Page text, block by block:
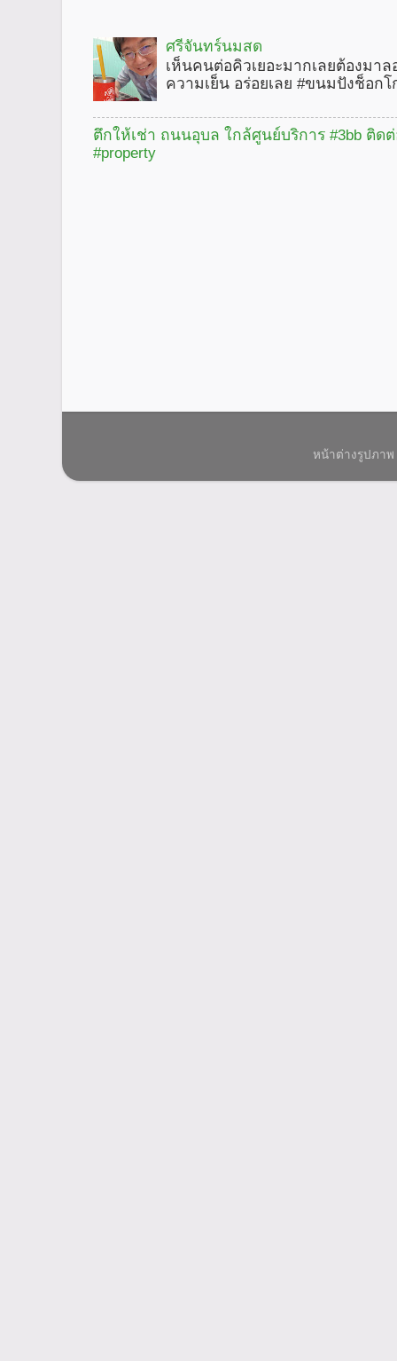
ศรีจันทร์นมสด
เห็นคนต่อคิวเยอะมากเลยต้องมา
ความเย็น อร่อยเลย #ขนมปังช็อก
ตึกให้เช่า ถนนอุบล ใกล้ศูนย์บริการ #3bb ติดต่
#property
หน้าต่างรูปภา